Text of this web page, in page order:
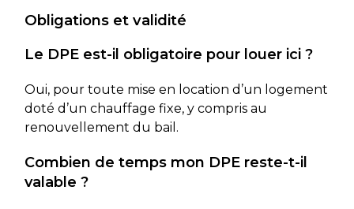
Obligations et validité
Le DPE est-il obligatoire pour louer ici ?
Oui, pour toute mise en location d’un logement
doté d’un chauffage fixe, y compris au
renouvellement du bail.
Combien de temps mon DPE reste-t-il
valable ?